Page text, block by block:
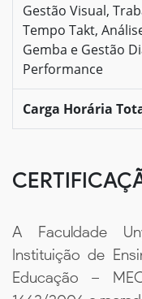
Gestão Visual,
Tempo Takt,
Gemba e Gestão
Performance
Carga Horária
A Faculdade
Instituição de
Educação –